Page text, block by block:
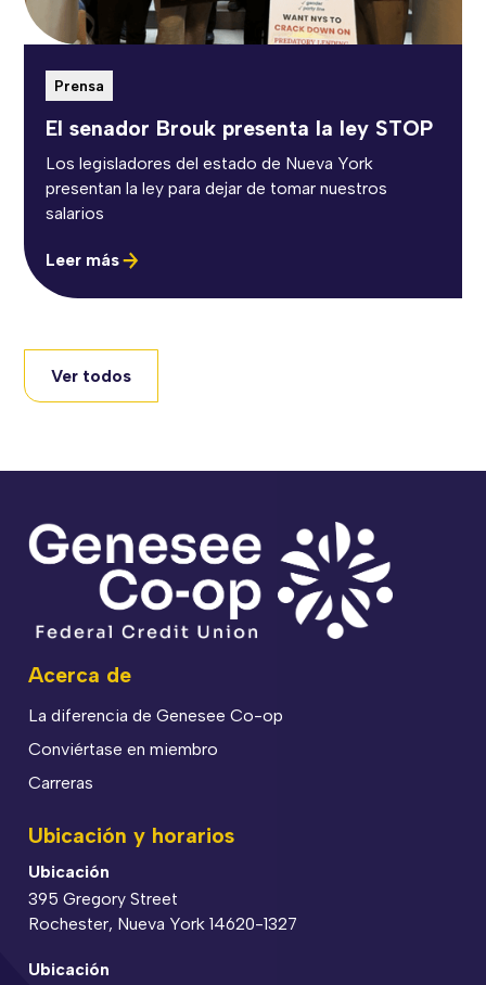
Prensa
El senador Brouk presenta la ley STOP
Los legisladores del estado de Nueva York
presentan la ley para dejar de tomar nuestros
salarios
Leer más
Ver todos
Acerca de
La diferencia de Genesee Co-op
Conviértase en miembro
Carreras
Ubicación y horarios
Ubicación
395 Gregory Street
Rochester, Nueva York 14620-1327
Ubicación